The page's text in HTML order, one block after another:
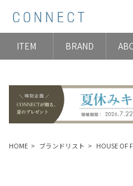
ITEM BRAND
HOME ブランドリスト HOUSE OF